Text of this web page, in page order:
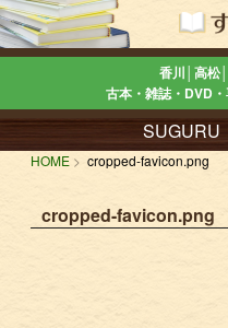
香川│高松
古本・雑誌・DVD
HOME cropped-favicon.png
cropped-favicon.png